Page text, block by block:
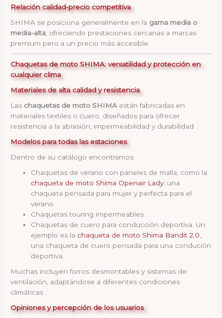
Relación calidad-precio competitiva
SHIMA se posiciona generalmente en la gama media o
media-alta , ofreciendo prestaciones cercanas a marcas
premium pero a un precio más accesible.
Chaquetas de moto SHIMA: versatilidad y protección en
cualquier clima
Materiales de alta calidad y resistencia
Las chaquetas de moto SHIMA están fabricadas en
materiales textiles o cuero, diseñados para ofrecer
resistencia a la abrasión, impermeabilidad y durabilidad .
Modelos para todas las estaciones
Dentro de su catálogo encontramos:
Chaquetas de verano con paneles de malla, como la
chaqueta de moto Shima Openair Lady, una
chaqueta pensada para mujer y perfecta para el
verano.
Chaquetas touring impermeables
Chaquetas de cuero para conducción deportiva. Un
ejemplo es la chaqueta de moto Shima Bandit 2.0
una chaqueta de cuero pensada para una condución
deportiva.
Muchas incluyen forros desmontables y sistemas de
ventilación, adaptándose a diferentes condiciones
climáticas .
Opiniones y percepción de los usuarios